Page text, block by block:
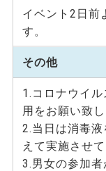
イベント2日前
す。
その他
1.コロナウイ
用をお願い致し
2.当日は消毒
えて実施させ
3.男女の参加